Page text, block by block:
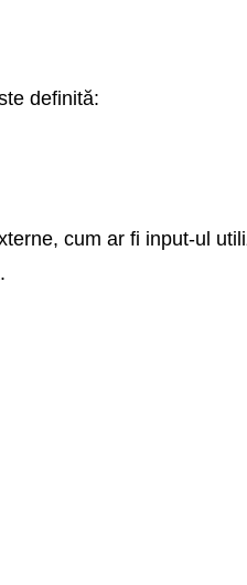
definită:
cum ar fi input-ul